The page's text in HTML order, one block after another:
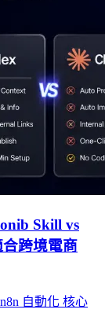
Skill vs
合跨境電商
自動化 核心